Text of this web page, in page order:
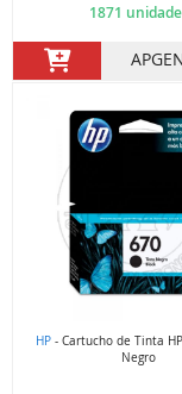
1871
HP - Cartucho de Tinta
Negro